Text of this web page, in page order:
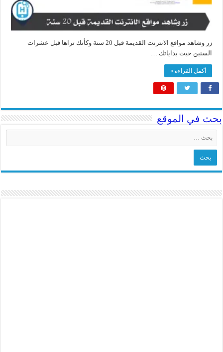
زر وشاهد مواقع الانترنت القديمة قبل 20 سنة وكأنك تراها قبل عشرات
السنين حيث بداياتك …
أكمل القراءة »
بحث في الموقع